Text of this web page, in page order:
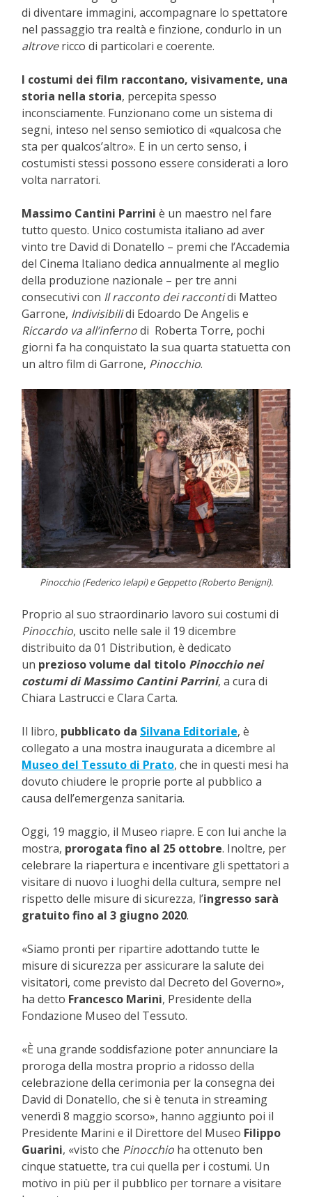
di diventare immagini, accompagnare lo spettatore
nel passaggio tra realtà e finzione, condurlo in un
altrovericco di particolari e coerente.
I costumi dei film raccontano, visivamente, una
storia nella storia, percepita spesso
inconsciamente. Funzionano come un sistema di
segni, inteso nel senso semiotico di «qualcosa che
sta per qualcos’altro». E in un certo senso, i
costumisti stessi possono essere considerati a loro
volta narratori.
Massimo Cantini Parrini è un maestro nel fare
tutto questo. Unico costumista italiano ad aver
vinto tre David di Donatello – premi che l’Accademia
del Cinema Italiano dedica annualmente al meglio
della produzione nazionale – per tre anni
consecutivi con Il racconto dei raccontidi Matteo
Garrone, Indivisibilidi Edoardo De Angelis e
Riccardo va all’infernodi Roberta Torre, pochi
giorni fa ha conquistato la sua quarta statuetta con
un altro film di Garrone, Pinocchio.
Pinocchio (Federico Ielapi) e Geppetto (Roberto Benigni).
Proprio al suo straordinario lavoro sui costumi di
Pinocchio, uscito nelle sale il 19 dicembre
distribuito da 01 Distribution, è dedicato
un prezioso volume dal titolo Pinocchio nei
costumi di Massimo Cantini Parrini, a cura di
Chiara Lastrucci e Clara Carta.
Il libro, pubblicato da Silvana Editoriale, è
collegato a una mostra inaugurata a dicembre al
Museo del Tessuto di Prato, che in questi mesi ha
dovuto chiudere le proprie porte al pubblico a
causa dell’emergenza sanitaria.
Oggi, 19 maggio, il Museo riapre. E con lui anche la
mostra, prorogata fino al 25 ottobre. Inoltre, per
celebrare la riapertura e incentivare gli spettatori a
visitare di nuovo i luoghi della cultura, sempre nel
rispetto delle misure di sicurezza, l’ingresso sarà
gratuito fino al 3 giugno 2020.
«Siamo pronti per ripartire adottando tutte le
misure di sicurezza per assicurare la salute dei
visitatori, come previsto dal Decreto del Governo»,
ha detto Francesco Marini, Presidente della
Fondazione Museo del Tessuto.
«È una grande soddisfazione poter annunciare la
proroga della mostra proprio a ridosso della
celebrazione della cerimonia per la consegna dei
David di Donatello, che si è tenuta in streaming
venerdì 8 maggio scorso», hanno aggiunto poi il
Presidente Marini e il Direttore del Museo Filippo
Guarini, «visto che Pinocchio ha ottenuto ben
cinque statuette, tra cui quella per i costumi. Un
motivo in più per il pubblico per tornare a visitare